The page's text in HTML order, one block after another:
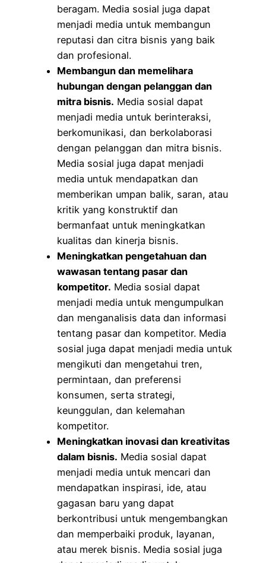
beragam. Media sosial juga dapat
menjadi media untuk membangun
reputasi dan citra bisnis yang baik
dan profesional.
Membangun dan memelihara
hubungan dengan pelanggan dan
mitra bisnis. Media sosial dapat
menjadi media untuk berinteraksi,
berkomunikasi, dan berkolaborasi
dengan pelanggan dan mitra bisnis.
Media sosial juga dapat menjadi
media untuk mendapatkan dan
memberikan umpan balik, saran, atau
kritik yang konstruktif dan
bermanfaat untuk meningkatkan
kualitas dan kinerja bisnis.
Meningkatkan pengetahuan dan
wawasan tentang pasar dan
kompetitor. Media sosial dapat
menjadi media untuk mengumpulkan
dan menganalisis data dan informasi
tentang pasar dan kompetitor. Media
sosial juga dapat menjadi media untuk
mengikuti dan mengetahui tren,
permintaan, dan preferensi
konsumen, serta strategi,
keunggulan, dan kelemahan
kompetitor.
Meningkatkan inovasi dan kreativitas
dalam bisnis. Media sosial dapat
menjadi media untuk mencari dan
mendapatkan inspirasi, ide, atau
gagasan baru yang dapat
berkontribusi untuk mengembangkan
dan memperbaiki produk, layanan,
atau merek bisnis. Media sosial juga